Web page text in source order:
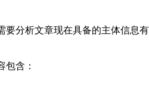
分析文章现在具备的主体信息有
含：